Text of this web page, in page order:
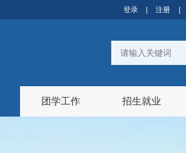
登录 注册
团学工作 招生就业